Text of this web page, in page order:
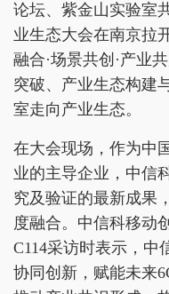
论坛、紫金山实验室
业生态大会在南京拉
融合·场景共创·产业
突破、产业生态构建
室走向产业生态。
在大会现场，作为中
业的主导企业，中信
究及验证的最新成果
度融合。中信科移动
C114采访时表示，中
协同创新，赋能未来